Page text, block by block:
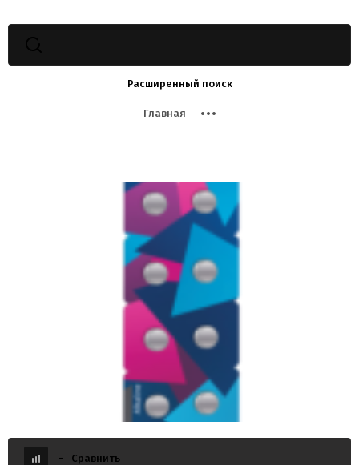
Расширенный поиск
Главная
- Сравнить